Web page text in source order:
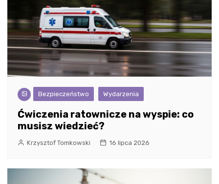
Bezpieczeństwo Wydarzenia
Ćwiczenia ratownicze na wyspie: co
musisz wiedzieć?
Krzysztof Tomkowski 16 lipca 2026